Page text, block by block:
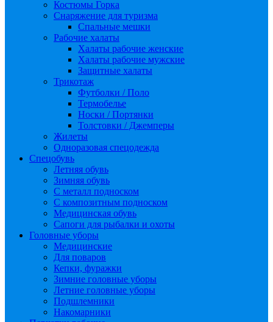
Костюмы Горка
Снаряжение для туризма
Спальные мешки
Рабочие халаты
Халаты рабочие женские
Халаты рабочие мужские
Защитные халаты
Трикотаж
Футболки / Поло
Термобелье
Носки / Портянки
Толстовки / Джемперы
Жилеты
Одноразовая спецодежда
Спецобувь
Летняя обувь
Зимняя обувь
С металл подноском
С композитным подноском
Медицинская обувь
Сапоги для рыбалки и охоты
Головные уборы
Медицинские
Для поваров
Кепки, фуражки
Зимние головные уборы
Летние головные уборы
Подшлемники
Накомарники